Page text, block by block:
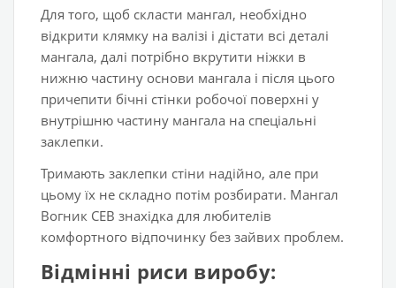
Для того, щоб скласти мангал, необхідно
відкрити клямку на валізі і дістати всі деталі
мангала, далі потрібно вкрутити ніжки в
нижню частину основи мангала і після цього
причепити бічні стінки робочої поверхні у
внутрішню частину мангала на спеціальні
заклепки.
Тримають заклепки стіни надійно, але при
цьому їх не складно потім розбирати. Мангал
Вогник СЕВ знахідка для любителів
комфортного відпочинку без зайвих проблем.
Відмінні риси виробу: